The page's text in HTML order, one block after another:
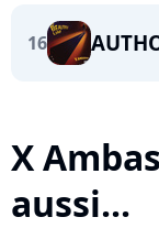
16
X
aussi...